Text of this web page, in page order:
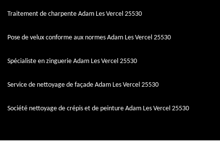
Traitement de charpente Adam Les Vercel 25530
Pose de velux conforme aux normes Adam Les Vercel 25530
Spécialiste en zinguerie Adam Les Vercel 25530
Service de nettoyage de façade Adam Les Vercel 25530
Société nettoyage de crépis et de peinture Adam Les Vercel 25530